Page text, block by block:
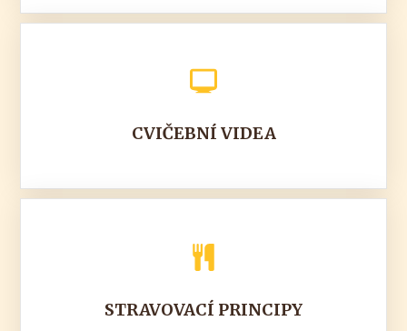
CVIČEBNÍ VIDEA
STRAVOVACÍ PRINCIPY